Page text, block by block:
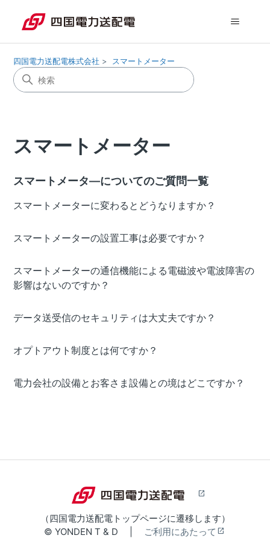
四国電力送配電株式会社 スマートメーター
スマートメーター
スマートメータ―についてのご質問一覧
スマートメーターに変わるとどうなりますか？
スマートメーターの設置工事は必要ですか？
スマートメーターの通信機能による電磁波や電波障害の
影響はないのですか？
データ送受信のセキュリティは大丈夫ですか？
オプトアウト制度とは何ですか？
電力会社の設備とお客さま設備との境はどこですか？
（四国電力送配電トップページに遷移します）
© YONDEN T & D |
ご利用にあたって